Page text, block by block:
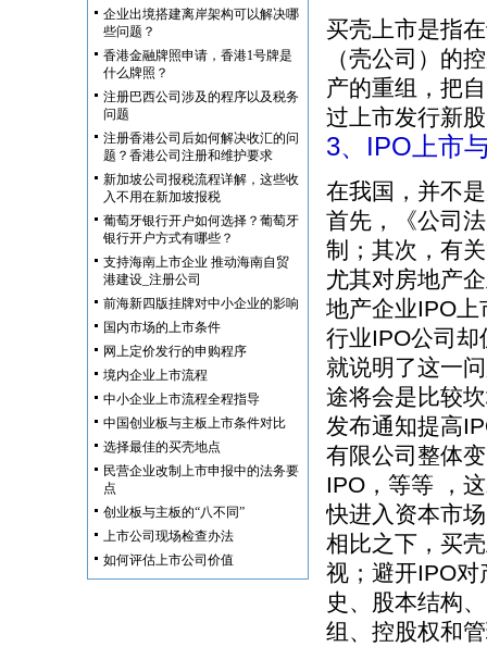
企业出境搭建离岸架构可以解决哪
些问题？
香港金融牌照申请，香港1号牌是
什么牌照？
注册巴西公司涉及的程序以及税务
问题
注册香港公司后如何解决收汇的问
题？香港公司注册和维护要求
新加坡公司报税流程详解，这些收
入不用在新加坡报税
葡萄牙银行开户如何选择？葡萄牙
银行开户方式有哪些？
支持海南上市企业 推动海南自贸
港建设_注册公司
前海新四版挂牌对中小企业的影响
国内市场的上市条件
网上定价发行的申购程序
境内企业上市流程
中小企业上市流程全程指导
中国创业板与主板上市条件对比
选择最佳的买壳地点
民营企业改制上市申报中的法务要
点
创业板与主板的“八不同”
上市公司现场检查办法
如何评估上市公司价值
买壳上市是指
（壳公司）的
产的重组，把
过上市发行新
3、IPO上市
在我国，并不
首先，《公司
制；其次，有
尤其对房地产
地产企业IPO
行业IPO公司
就说明了这一
途将会是比较
发布通知提高
有限公司整体
IPO，等等 ，
快进入资本市
相比之下，买
视；避开IPO
史、股本结构
组、控股权和